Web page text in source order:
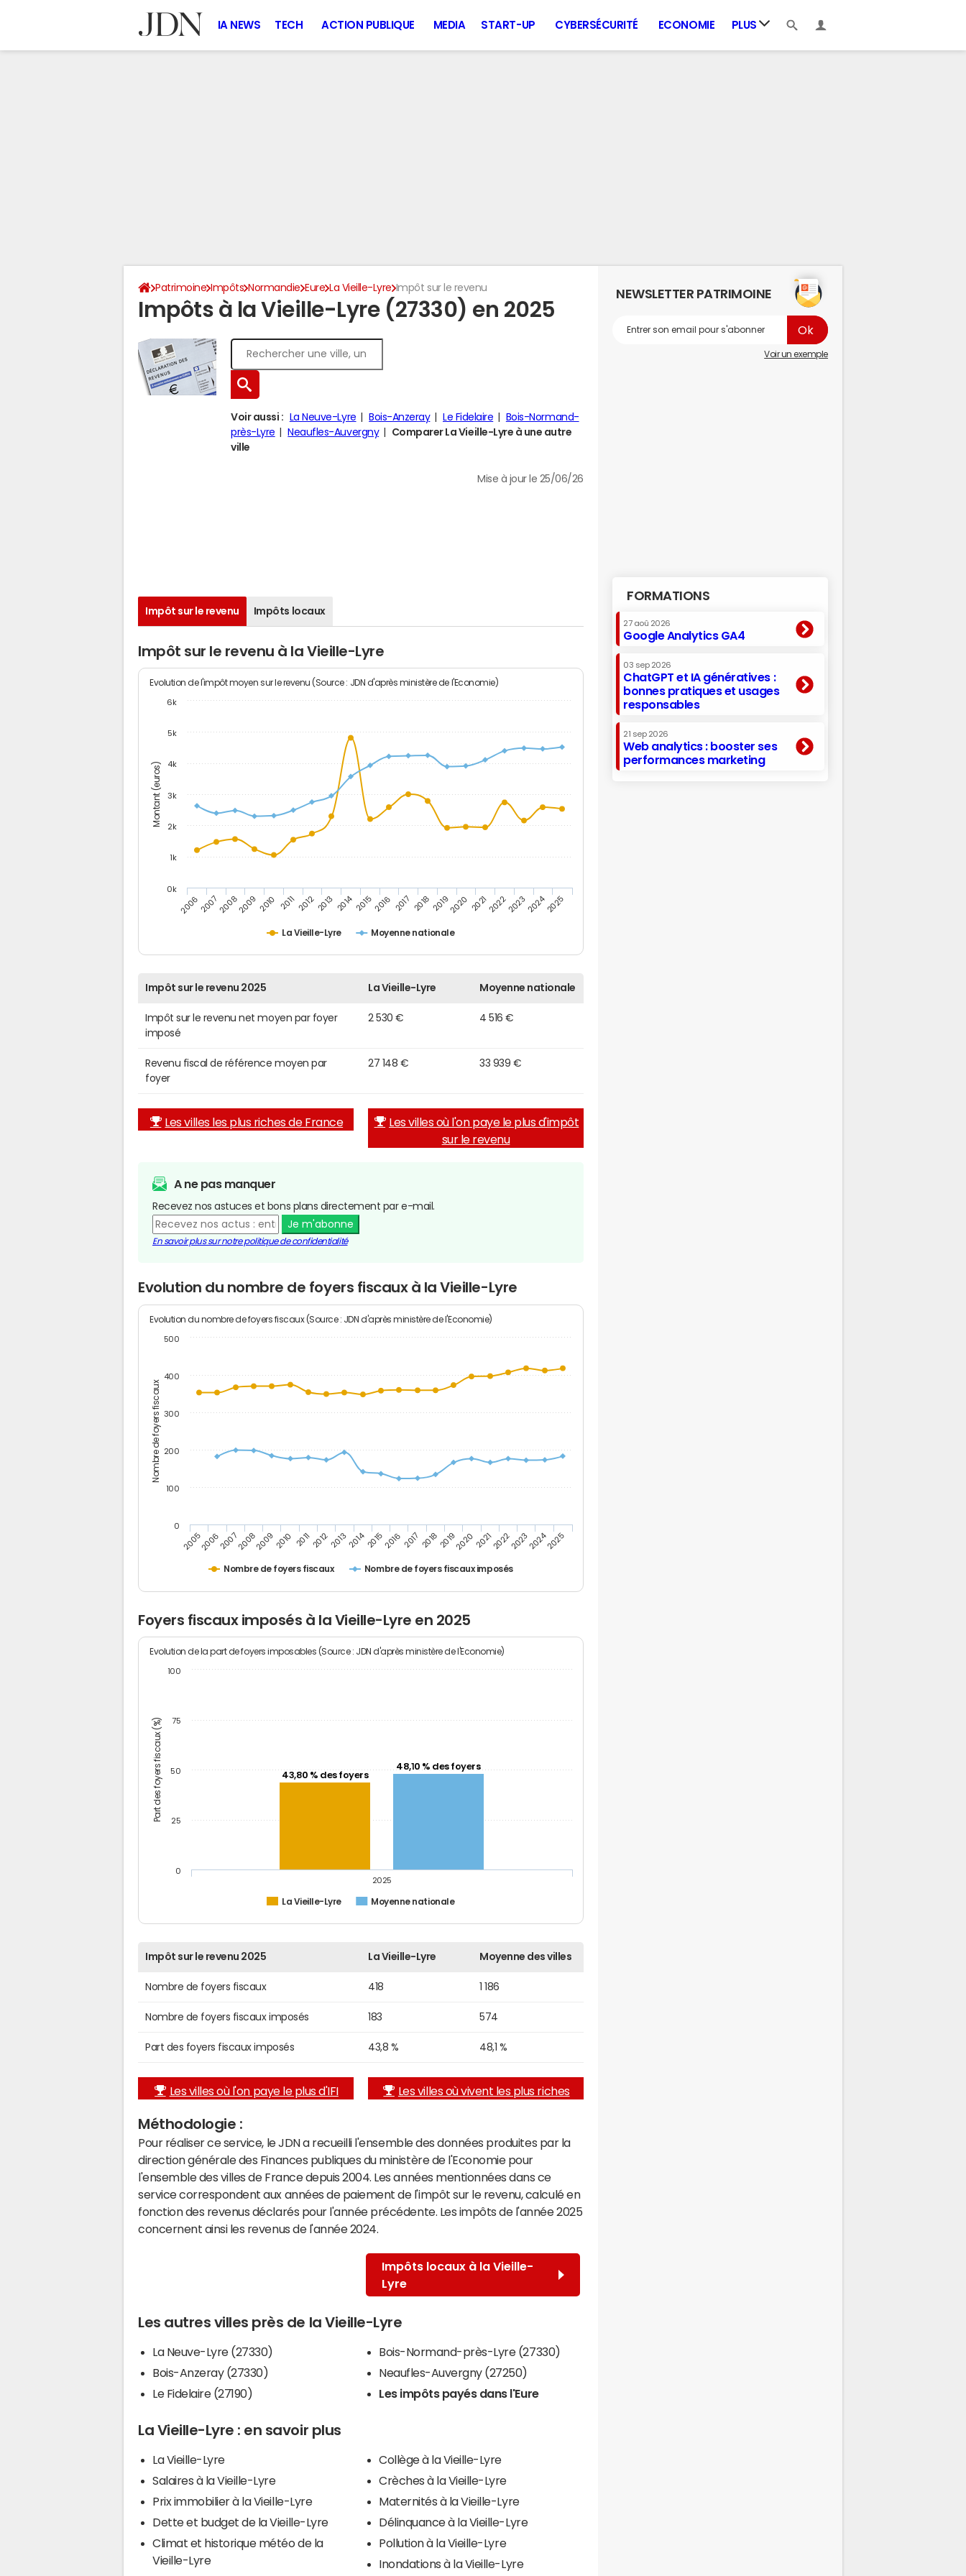
IA NEWS TECH ACTION PUBLIQUE MEDIA START-UP CYBERSÉCURITÉ ECONOMIE PLUS
Patrimoine Impôts Normandie Eure La Vieille-Lyre Impôt sur le revenu
Impôts à la Vieille-Lyre (27330) en 2025
Voir aussi : La Neuve-Lyre Bois-Anzeray Le Fidelaire
Bois-Normand-
près-Lyre
Neaufles-Auvergny
Comparer La Vieille-Lyre à une autre
ville
Mise à jour le 25/06/26
Impôt sur le revenu Impôts locaux
Impôt sur le revenu à la Vieille-Lyre
Montant (euros)
Evolution de l'impôt moyen sur le revenu (Source : JDN d'après ministère de l'Economie)
La Vieille-Lyre Moyenne nationale
20062007200820092010 2011 20122013 201420152016 2017 201820192020 20212022202320242025
0k
1k
2k
3k
4k
5k
6k
Impôt sur le revenu 2025 La Vieille-Lyre Moyenne nationale
Impôt sur le revenu net moyen par foyer
imposé
2 530 € 4 516 €
Revenu fiscal de référence moyen par
foyer
27 148 € 33 939 €
Les villes les plus riches de France
Les villes où l'on paye le plus d'impôt
sur le revenu
A ne pas manquer
Recevez nos astuces et bons plans directement par e-mail.
Je m'abonne
En savoir plus sur notre politique de confidentialité
Evolution du nombre de foyers fiscaux à la Vieille-Lyre
Nombre de foyers fiscaux
Evolution du nombre de foyers fiscaux (Source : JDN d'après ministère de l'Economie)
Nombre de foyers fiscaux Nombre de foyers fiscaux imposés
200520062007200820092010 201120122013201420152016 2017 20182019202020212022202320242025
0
100
200
300
400
500
Foyers fiscaux imposés à la Vieille-Lyre en 2025
Part des foyers fiscaux (%)
Evolution de la part de foyers imposables (Source : JDN d'après ministère de l'Economie)
43,80 % des foyers
48,10 % des foyers
La Vieille-Lyre Moyenne nationale
2025
0
25
50
75
100
Impôt sur le revenu 2025 La Vieille-Lyre Moyenne des villes
Nombre de foyers fiscaux 418 1 186
Nombre de foyers fiscaux imposés 183 574
Part des foyers fiscaux imposés 43,8 % 48,1 %
Les villes où l'on paye le plus d'IFI Les villes où vivent les plus riches
Méthodologie :
Pour réaliser ce service, le JDN a recueilli l'ensemble des données produites par la
direction générale des Finances publiques du ministère de l'Economie pour
l'ensemble des villes de France depuis 2004. Les années mentionnées dans ce
service correspondent aux années de paiement de l'impôt sur le revenu, calculé en
fonction des revenus déclarés pour l'année précédente. Les impôts de l'année 2025
concernent ainsi les revenus de l'année 2024.
Impôts locaux à la Vieille-
Lyre
Les autres villes près de la Vieille-Lyre
La Neuve-Lyre (27330)
Bois-Anzeray (27330)
Le Fidelaire (27190)
Bois-Normand-près-Lyre (27330)
Neaufles-Auvergny (27250)
Les impôts payés dans l'Eure
La Vieille-Lyre : en savoir plus
La Vieille-Lyre
Salaires à la Vieille-Lyre
Prix immobilier à la Vieille-Lyre
Dette et budget de la Vieille-Lyre
Climat et historique météo de la
Vieille-Lyre
Collège à la Vieille-Lyre
Crèches à la Vieille-Lyre
Maternités à la Vieille-Lyre
Délinquance à la Vieille-Lyre
Pollution à la Vieille-Lyre
Inondations à la Vieille-Lyre
NEWSLETTER PATRIMOINE
Voir un exemple
FORMATIONS
27 aoû 2026
Google Analytics GA4
03 sep 2026
ChatGPT et IA génératives :
bonnes pratiques et usages
responsables
21 sep 2026
Web analytics : booster ses
performances marketing